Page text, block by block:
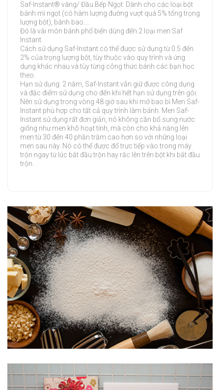
Saf-Instant® vàng/ Đầu Bếp Ngọt: Dành cho các loại bột
bánh mì ngọt (có hàm lượng đường vượt quá 5% tổng trọng
lượng bột), bánh bao….
Đó là vài món bánh phổ biến dùng đến 2 loại men Saf
Instant.
Cách sử dụng Saf-Instant có thể được sử dụng từ 0.5 đến
2% của trọng lượng bột, tùy thuộc vào quy trình và ứng
dụng khác nhau và tùy từng công thức bánh các bạn học
theo.
Hạn sử dụng: 2 năm, Saf-Instant vẫn giữ được công dụng
và đặc điểm sử dụng cho đến khi hết hạn sử dụng trên gói.
Nên sử dụng trong vòng 48 giờ sau khi mở bao bì.Men Saf-
Instant phù hợp cho tất cả quy trình làm bánh. Men Saf-
Instant sử dụng rất đơn giản, nó không cần bổ sung nước
giống như men khô hoạt tính, mà còn cho khả năng lên
men từ 30 đến 40 phần trăm cao hơn so với những loại
men sau này. Nó có thể được đổ trực tiếp vào trong máy
trộn ngay từ lúc bắt đầu trộn hay rắc lên trên bột khi bắt đầu
trộn.